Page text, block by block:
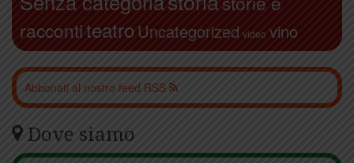
raccontiteatro Uncategorized video vino
Abbonati al nostro feed RSS
Dove siamo